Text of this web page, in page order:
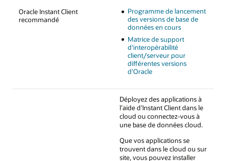
Oracle Instant Client
recommandé
Programme de lancement
des versions de base de
données en cours
Matrice de support
d'interopérabilité
client/serveur pour
différentes versions
d'Oracle
Déployez des applications à
l’aide d’Instant Client dans le
cloud ou connectez-vous à
une base de données cloud.
Que vos applications se
trouvent dans le cloud ou sur
site, vous pouvez installer